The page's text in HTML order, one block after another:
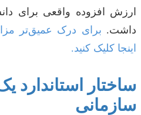
ارزش افزوده واقعی برای
داشت. برای درک عمیق‌تر
اینجا کلیک کنید.
ساختار استاندارد
سازمانی